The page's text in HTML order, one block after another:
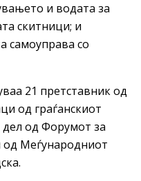
и водата за
скитници; и
самоуправа со
21 претставник од
од граѓанскиот
дел од Форумот за
од Меѓународниот